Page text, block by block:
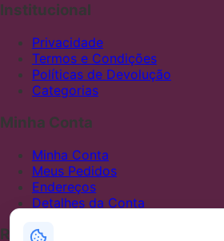
Institucional
Privacidade
Termos e Condições
Políticas de Devolução
Categorias
Minha Conta
Minha Conta
Meus Pedidos
Endereços
Detalhes da Conta
Redes Sociais